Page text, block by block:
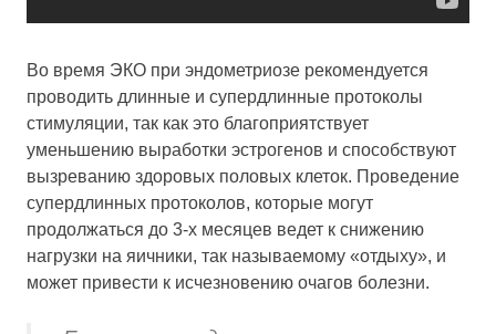
Во время ЭКО при эндометриозе рекомендуется
проводить длинные и супердлинные протоколы
стимуляции, так как это благоприятствует
уменьшению выработки эстрогенов и способствуют
вызреванию здоровых половых клеток. Проведение
супердлинных протоколов, которые могут
продолжаться до 3-х месяцев ведет к снижению
нагрузки на яичники, так называемому «отдыху», и
может привести к исчезновению очагов болезни.